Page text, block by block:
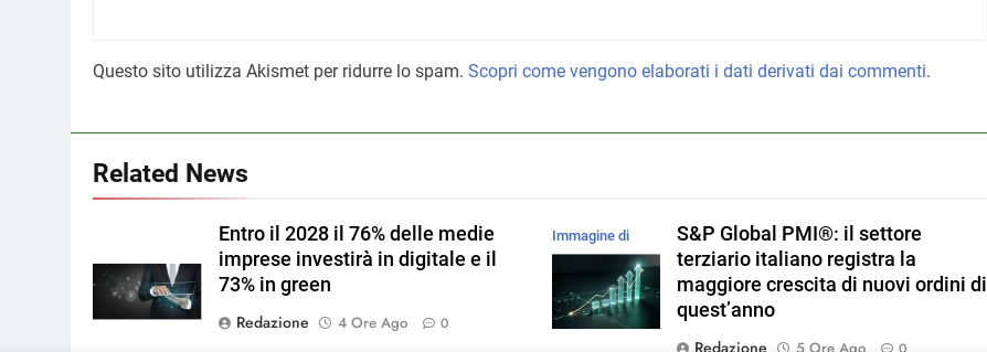
Questo sito utilizza Akismet per ridurre lo spam. Scopri come vengono elaborati i dati derivati dai commenti.
Related News
Entro il 2028 il 76% delle medie
imprese investirà in digitale e il
73% in green
Redazione
4 Ore Ago 0
Immagine di
S&P Global PMI®: il settore
terziario italiano registra la
maggiore crescita di nuovi ordini di
quest’anno
Redazione